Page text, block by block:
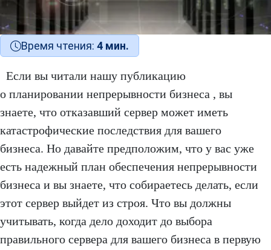
Время чтения: 4 мин.
Если вы читали нашу публикацию
о планировании непрерывности бизнеса , вы
знаете, что отказавший сервер может иметь
катастрофические последствия для вашего
бизнеса. Но давайте предположим, что у вас уже
есть надежный план обеспечения непрерывности
бизнеса и вы знаете, что собираетесь делать, если
этот сервер выйдет из строя. Что вы должны
учитывать, когда дело доходит до выбора
правильного сервера для вашего бизнеса в первую